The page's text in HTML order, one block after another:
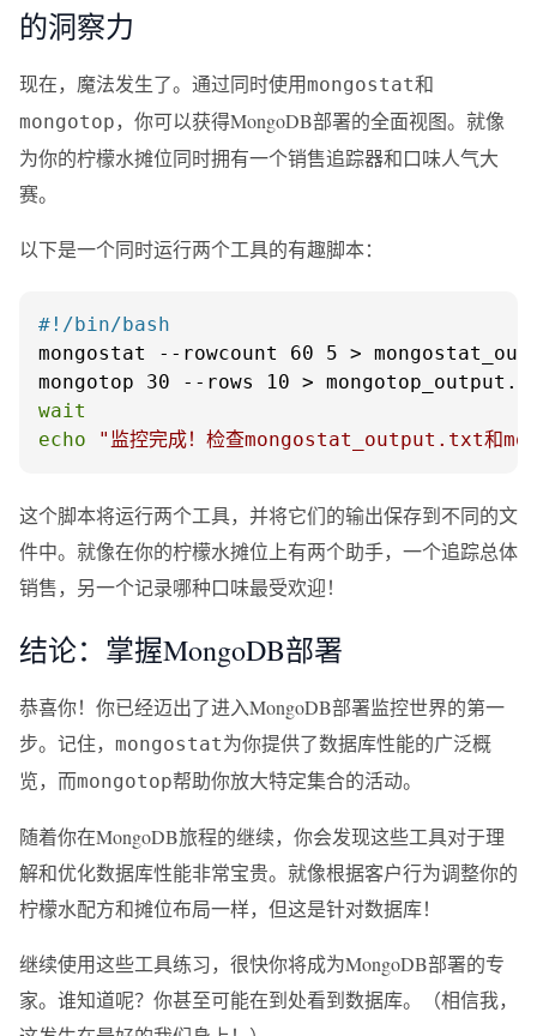
的洞察力
现在，魔法发生了。通过同时使用mongostat和
mongotop，你可以获得MongoDB部署的全面视图。就像
为你的柠檬水摊位同时拥有一个销售追踪器和口味人气大
赛。
以下是一个同时运行两个工具的有趣脚本：
#!/bin/bash
mongostat --rowcount 60 5 >
wait
echo
"监控完成！检查mongostat_output.txt和
这个脚本将运行两个工具，并将它们的输出保存到不同的文
件中。就像在你的柠檬水摊位上有两个助手，一个追踪总体
销售，另一个记录哪种口味最受欢迎！
结论：掌握MongoDB部署
恭喜你！你已经迈出了进入MongoDB部署监控世界的第一
步。记住， mongostat为你提供了数据库性能的广泛概
览，而mongotop帮助你放大特定集合的活动。
随着你在MongoDB旅程的继续，你会发现这些工具对于理
解和优化数据库性能非常宝贵。就像根据客户行为调整你的
柠檬水配方和摊位布局一样，但这是针对数据库！
继续使用这些工具练习，很快你将成为MongoDB部署的专
家。谁知道呢？你甚至可能在到处看到数据库。（相信我，